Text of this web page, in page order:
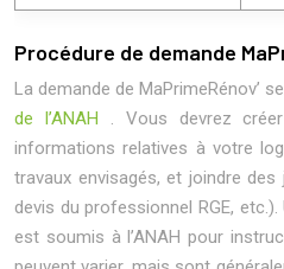
Procédure de demande
La demande de MaPrimeRénov’
de l’ANAH . Vous devrez
informations relatives à votre
travaux envisagés, et joindre
devis du professionnel RGE,
est soumis à l’ANAH pour